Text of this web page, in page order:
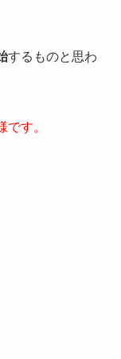
するものと思わ
す。